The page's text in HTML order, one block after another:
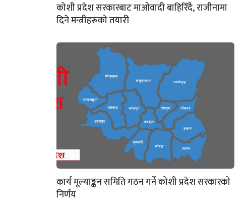
कोशी प्रदेश सरकारबाट माओवादी बाहिरिँदै, राजीनामा
दिने मन्त्रीहरूको तयारी
कार्य मूल्याङ्कन समिति गठन गर्ने कोशी प्रदेश सरकारको
निर्णय